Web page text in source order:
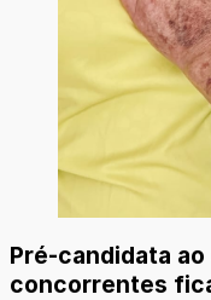
Pré-candidata
concorrentes